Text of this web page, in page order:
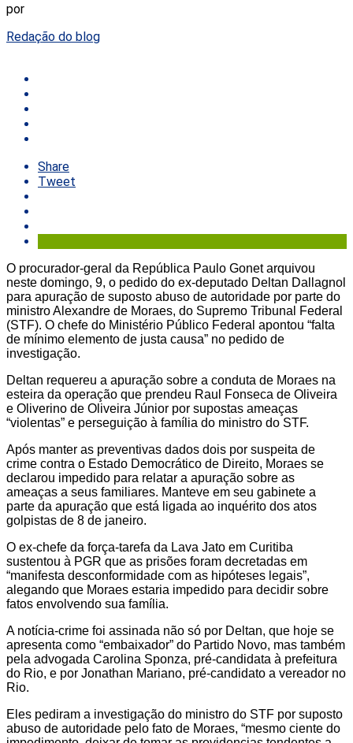
por
Redação do blog
Share
Tweet
O procurador-geral da República Paulo Gonet arquivou
neste domingo, 9, o pedido do ex-deputado Deltan Dallagnol
para apuração de suposto abuso de autoridade por parte do
ministro Alexandre de Moraes, do Supremo Tribunal Federal
(STF). O chefe do Ministério Público Federal apontou “falta
de mínimo elemento de justa causa” no pedido de
investigação.
Deltan requereu a apuração sobre a conduta de Moraes na
esteira da operação que prendeu Raul Fonseca de Oliveira
e Oliverino de Oliveira Júnior por supostas ameaças
“violentas” e perseguição à família do ministro do STF.
Após manter as preventivas dados dois por suspeita de
crime contra o Estado Democrático de Direito, Moraes se
declarou impedido para relatar a apuração sobre as
ameaças a seus familiares. Manteve em seu gabinete a
parte da apuração que está ligada ao inquérito dos atos
golpistas de 8 de janeiro.
O ex-chefe da força-tarefa da Lava Jato em Curitiba
sustentou à PGR que as prisões foram decretadas em
“manifesta desconformidade com as hipóteses legais”,
alegando que Moraes estaria impedido para decidir sobre
fatos envolvendo sua família.
A notícia-crime foi assinada não só por Deltan, que hoje se
apresenta como “embaixador” do Partido Novo, mas também
pela advogada Carolina Sponza, pré-candidata à prefeitura
do Rio, e por Jonathan Mariano, pré-candidato a vereador no
Rio.
Eles pediram a investigação do ministro do STF por suposto
abuso de autoridade pelo fato de Moraes, “mesmo ciente do